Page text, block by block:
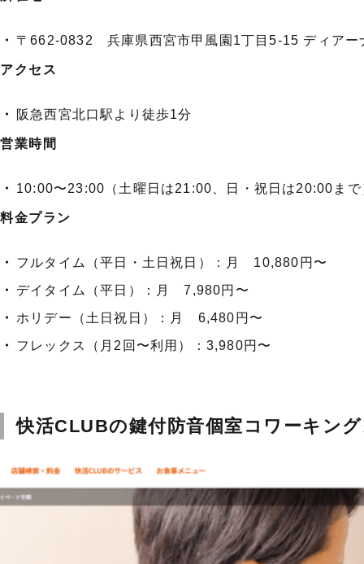
〒662-0832 兵庫県西宮市甲風園1丁目5-15 ディアー
アクセス
阪急西宮北口駅より徒歩1分
営業時間
10:00〜23:00（土曜日は21:00、日・祝日は20:00まで
料金プラン
フルタイム（平日・土日祝日）：月 10,880円〜
デイタイム（平日）：月 7,980円〜
ホリデー（土日祝日）：月 6,480円〜
フレックス（月2回〜利用）：3,980円〜
快活CLUBの鍵付防音個室コワーキン